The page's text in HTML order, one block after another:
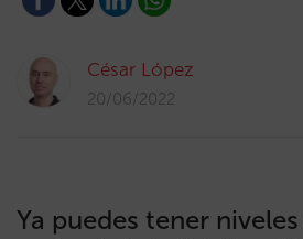
César López
20/06/2022
Ya puedes tener